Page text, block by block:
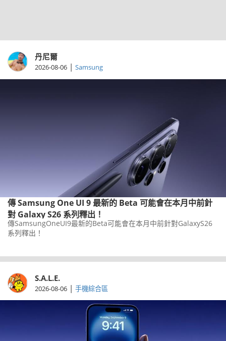
丹尼爾
2026-08-06 | Samsung
傳 Samsung One UI 9 最新的 Beta 可能會在本月中前針
對 Galaxy S26 系列釋出！
傳SamsungOneUI9最新的Beta可能會在本月中前針對GalaxyS26
系列釋出！
S.A.L.E.
2026-08-06 | 手機綜合區